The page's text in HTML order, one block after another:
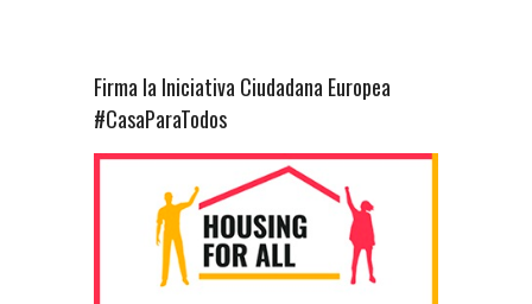
Firma la Iniciativa Ciudadana Europea
#CasaParaTodos